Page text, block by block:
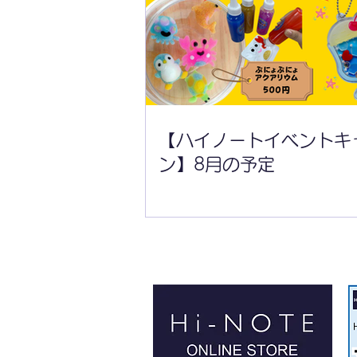
【ハイノートイベントキャラ
バン】8月の予定
【ハイノートイベント
ン】8月の予定